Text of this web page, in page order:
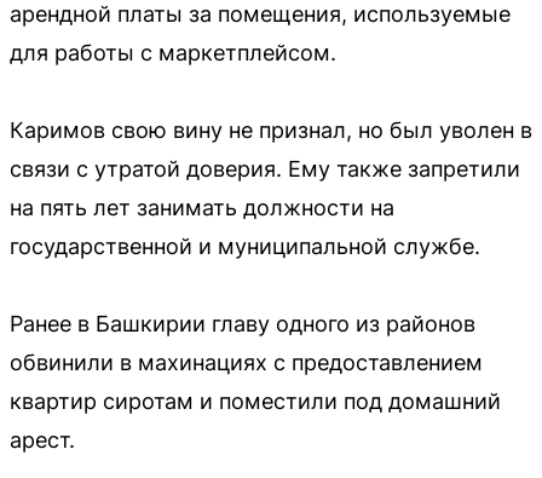
арендной платы за помещения, используемые
для работы с маркетплейсом.
Каримов свою вину не признал, но был уволен в
связи с утратой доверия. Ему также запретили
на пять лет занимать должности на
государственной и муниципальной службе.
Ранее в Башкирии главу одного из районов
обвинили в махинациях с предоставлением
квартир сиротам и поместили под домашний
арест.